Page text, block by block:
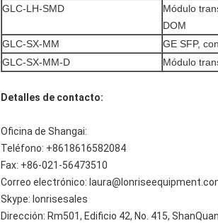
GLC-LH-SMD
Módulo
DOM
GLC-SX-MM
GE SFP,
GLC-SX-MM-D
Módulo
Detalles de contacto:
Oficina de Shangai:
Teléfono: +8618616582084
Fax: +86-021-56473510
Correo electrónico:
Skype: lonrisesales
Dirección: Rm501, Edificio 42, No. 415,